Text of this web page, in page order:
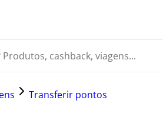
cashback, viagens...
Transferir pontos